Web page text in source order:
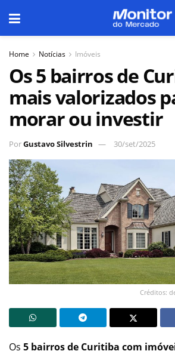
Home Notícias Imóveis
Os 5 bairros de
mais valorizados
morar ou investir
PorGustavo Silvestrin 30/set/2025
Créditos:
Os 5 bairros de Curitiba com